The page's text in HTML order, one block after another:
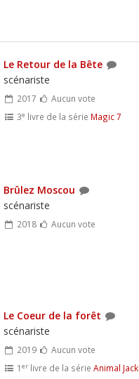
Le Retour de la Bête
scénariste
2017
Aucun vote
3e livre de la série Magic 7
Brûlez Moscou
scénariste
2018 Aucun vote
Le Coeur de la forêt
scénariste
2019
Aucun vote
1 erlivre de la série Animal Jack